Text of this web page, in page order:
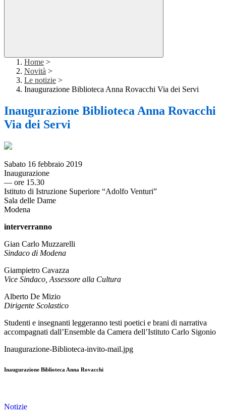
Home >
Novità >
Le notizie >
Inaugurazione Biblioteca Anna Rovacchi Via dei Servi
Inaugurazione Biblioteca Anna Rovacchi
Via dei Servi
Sabato 16 febbraio 2019
Inaugurazione
— ore 15.30
Istituto di Istruzione Superiore “Adolfo Venturi”
Sala delle Dame
Modena
interverranno
Gian Carlo Muzzarelli
Sindaco di Modena
Giampietro Cavazza
Vice Sindaco, Assessore alla Cultura
Alberto De Mizio
Dirigente Scolastico
Studenti e insegnanti leggeranno testi poetici e brani di narrativa
accompagnati dall’Ensemble da Camera dell’Istituto Carlo Sigonio
Inaugurazione-Biblioteca-invito-mail.jpg
Inaugurazione Biblioteca Anna Rovacchi
Notizie